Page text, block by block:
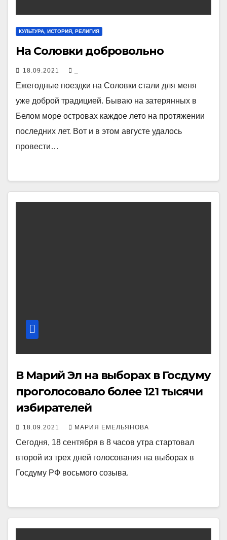
КУЛЬТУРА, ИСТОРИЯ, РЕЛИГИЯ
На Соловки добровольно
18.09.2021
Ежегодные поездки на Соловки стали для меня
уже доброй традицией. Бываю на затерянных в
Белом море островах каждое лето на протяжении
последних лет. Вот и в этом августе удалось
провести…
В Марий Эл на выборах в Госдуму
проголосовало более 121 тысячи
избирателей
18.09.2021 МАРИЯ ЕМЕЛЬЯНОВА
Сегодня, 18 сентября в 8 часов утра стартовал
второй из трех дней голосования на выборах в
Госдуму РФ восьмого созыва.